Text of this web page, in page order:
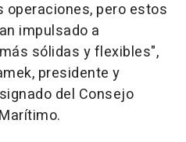
pero estos
impulsado a
sólidas y flexibles",
, presidente y
del Consejo